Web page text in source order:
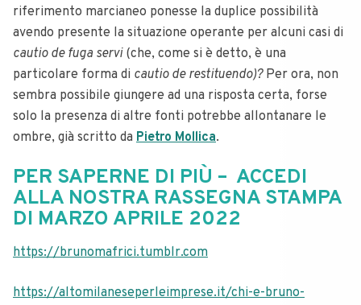
riferimento marcianeo ponesse la duplice possibilità
avendo presente la situazione operante per alcuni casi di
cautio de fuga servi (che, come si è detto, è una
particolare forma di cautio de restituendo)? Per ora, non
sembra possibile giungere ad una risposta certa, forse
solo la presenza di altre fonti potrebbe allontanare le
ombre, già scritto da Pietro Mollica.
PER SAPERNE DI PIÙ – ACCEDI
ALLA NOSTRA RASSEGNA STAMPA
DI MARZO APRILE 2022
https://brunomafrici.tumblr.com
https://altomilaneseperleimprese.it/chi-e-bruno-